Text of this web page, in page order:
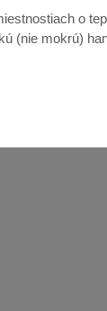
o
(nie mokrú)